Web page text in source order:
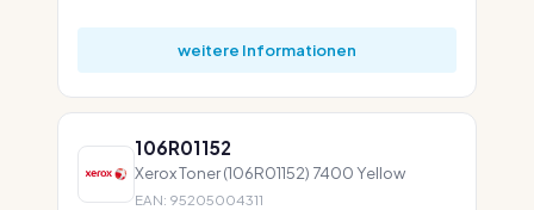
weitere Informationen
106R01152
Xerox Toner (106R01152) 7400 Yellow
EAN: 95205004311